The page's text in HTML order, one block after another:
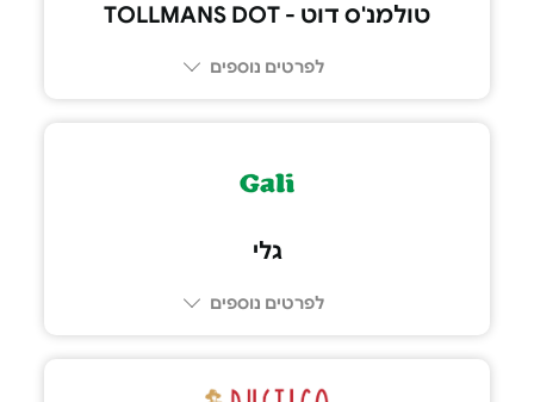
טולמנ'ס דוט - TOLLMANS DOT
לפרטים נוספים
גלי
לפרטים נוספים